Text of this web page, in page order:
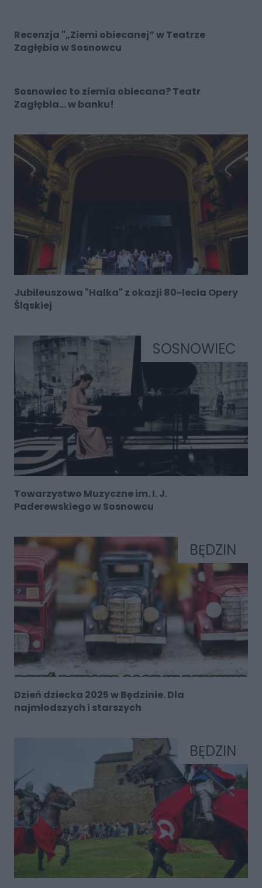
Recenzja "„Ziemi obiecanej” w Teatrze
Zagłębia w Sosnowcu
Sosnowiec to ziemia obiecana? Teatr
Zagłębia… w banku!
Jubileuszowa "Halka" z okazji 80-lecia Opery
Śląskiej
SOSNOWIEC
Towarzystwo Muzyczne im. I. J.
Paderewskiego w Sosnowcu
BĘDZIN
Dzień dziecka 2025 w Będzinie. Dla
najmłodszych i starszych
BĘDZIN